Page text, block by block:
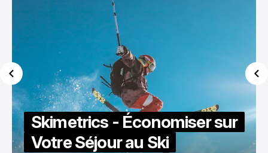
Skimetrics - Économiser sur
Votre Séjour au Ski